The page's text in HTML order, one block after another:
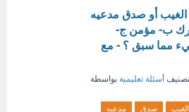
أو صدق مدعيه
ب- مؤمن ج-
مما سبق ؟ - مع
أسئلة تعليمية بواسطة
الغيب صدق
مدعيه